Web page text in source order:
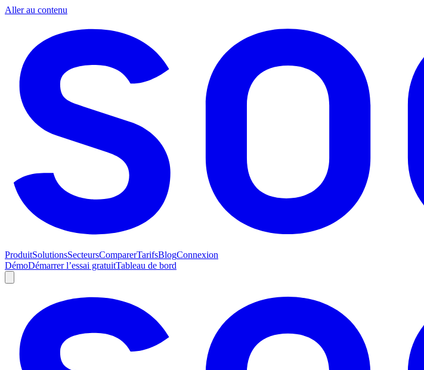
Aller au contenu
ProduitSolutionsSecteursComparerTarifsBlogConnexion
DémoDémarrer l’essai gratuitTableau de bord